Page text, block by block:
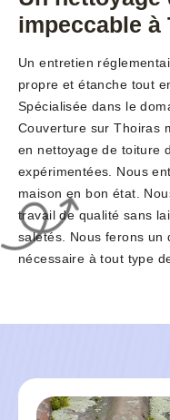
impeccable à
Un entretien
propre et étanche tout
Spécialisée dans le
Couverture sur Thoiras
en nettoyage de toiture
expérimentées. Nous
maison en bon état.
travail de qualité sans
saletés. Nous ferons un
nécessaire à tout type